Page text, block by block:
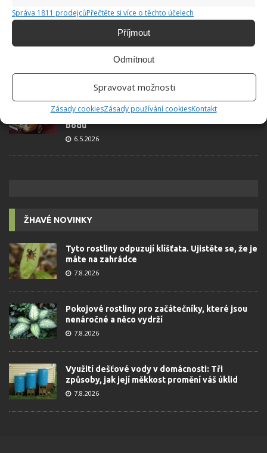
Správa 1811 prodejcůPřečtěte si více o těchto účelech
Příjmout
Odmítnout
Spravovat možnosti
Zásady cookiesZásady používání cookiesKontakt
Test znalostí o každodenní realitě za
komunismu: 10 retro otázek ukáže, kdo má
dobrý přehled
Retro kvíz o oblíbených autech v dobách
socialismu: Tehdejší řidiči musí získat 10 z 10
bodů
6.5.2026
ŽHAVÉ NOVINKY
Tyto rostliny odpuzují klíšťata. Ujistěte se, že je
máte na zahrádce
7.8.2026
Pokojové rostliny pro začátečníky, které jsou
nenáročné a něco vydrží
7.8.2026
Využití dešťové vody v domácnosti: Tři
způsoby, jak její měkkost promění váš úklid
7.8.2026